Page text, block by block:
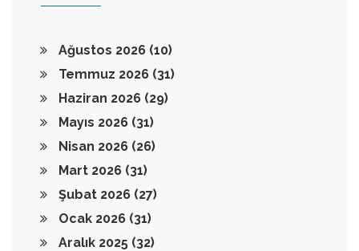
Ağustos 2026 (10)
Temmuz 2026 (31)
Haziran 2026 (29)
Mayıs 2026 (31)
Nisan 2026 (26)
Mart 2026 (31)
Şubat 2026 (27)
Ocak 2026 (31)
Aralık 2025 (32)